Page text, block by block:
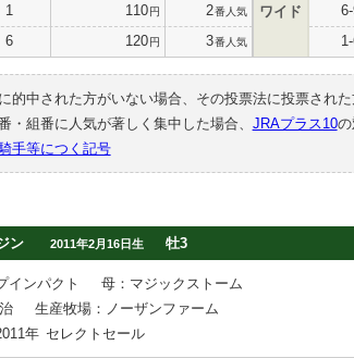
1 110円 2番人気
6 120円 3番人気
ワイド
的中された方がいない場合、その投票法に投票された
・組番に人気が著しく集中した場合、 JRAプラス10の
手等につく記号
ン
2011年2月16日生 牡3
インパクト
母：マジックストーム
生産牧場：ノーザンファーム
年 セレクトセール